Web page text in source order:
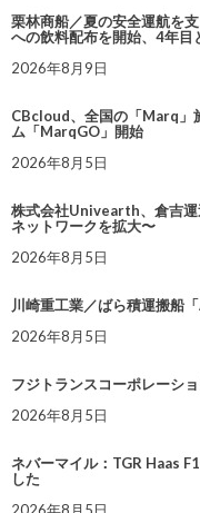
栗林商船／夏の安全運航を
への飲料配布を開始、4年目
2026年8月9日
CBcloud、全国の「Marq」
ム「MarqGO」開始
2026年8月5日
株式会社Univearth、倉吉運
ネットワークを拡大〜
2026年8月5日
川崎重工業／ばら積運搬船
2026年8月5日
フジトランスコーポレーシ
2026年8月5日
ネバーマイル：TGR Haas
した